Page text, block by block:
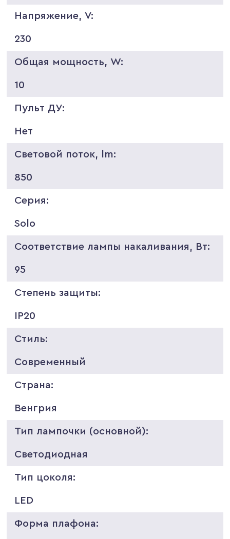
Напряжение, V:
230
Общая мощность, W:
10
Пульт ДУ:
Нет
Световой поток, lm:
850
Серия:
Solo
Соответствие лампы накаливания, Вт:
95
Степень защиты:
IP20
Стиль:
Современный
Страна:
Венгрия
Тип лампочки (основной):
Светодиодная
Тип цоколя:
LED
Форма плафона: